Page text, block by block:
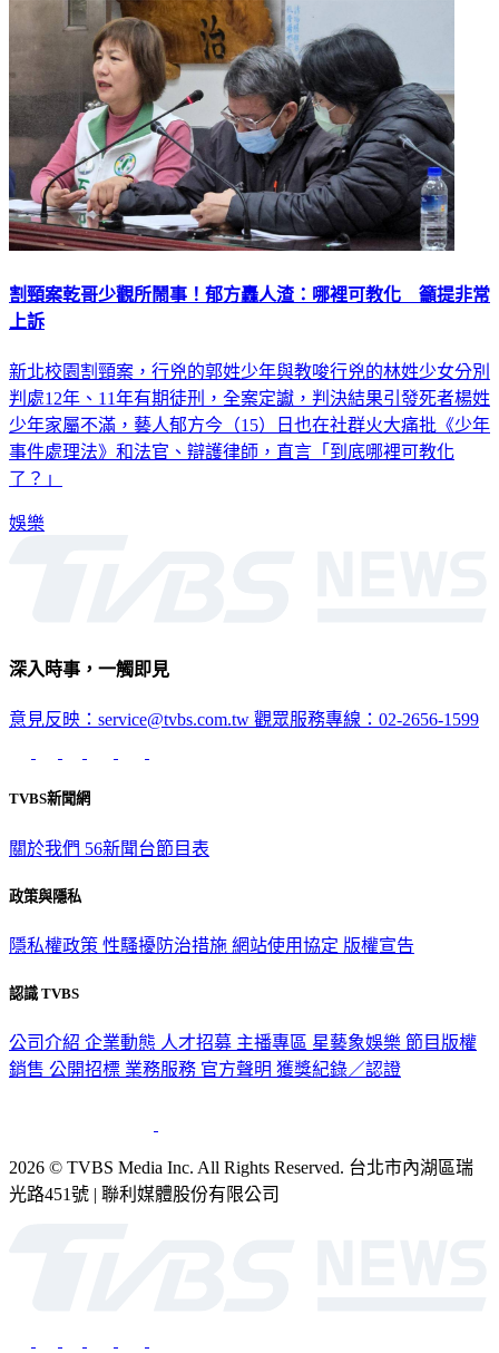
割頸案乾哥少觀所鬧事！郁方轟人渣：哪裡可教化 籲提非常
上訴
新北校園割頸案，行兇的郭姓少年與教唆行兇的林姓少女分別
判處12年、11年有期徒刑，全案定讞，判決結果引發死者楊姓
少年家屬不滿，藝人郁方今（15）日也在社群火大痛批《少年
事件處理法》和法官、辯護律師，直言「到底哪裡可教化
了？」
娛樂
深入時事，一觸即見
意見反映：service@tvbs.com.tw 觀眾服務專線：02-2656-1599
TVBS新聞網
關於我們 56新聞台節目表
政策與隱私
隱私權政策 性騷擾防治措施 網站使用協定 版權宣告
認識 TVBS
公司介紹 企業動態 人才招募 主播專區 星藝象娛樂 節目版權
銷售 公開招標 業務服務 官方聲明 獲獎紀錄／認證
2026 © TVBS Media Inc. All Rights Reserved. 台北市內湖區瑞
光路451號 | 聯利媒體股份有限公司